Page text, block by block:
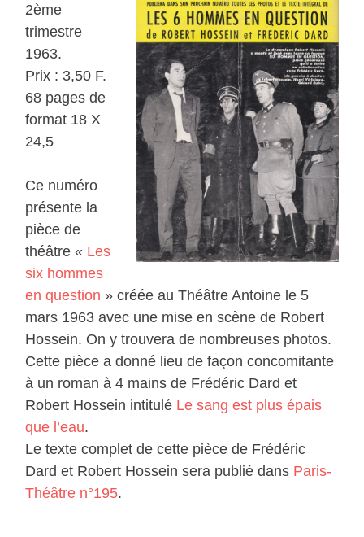
2ème
trimestre
1963.
Prix : 3,50 F.
68 pages de
format 18 X
24,5
Ce numéro
présente la
pièce de
théâtre « Les
six hommes
en question » créée au Théâtre Antoine le 5
mars 1963 avec une mise en scène de Robert
Hossein. On y trouvera de nombreuses photos.
Cette pièce a donné lieu de façon concomitante
à un roman à 4 mains de Frédéric Dard et
Robert Hossein intitulé Le sang est plus épais
que l’eau.
Le texte complet de cette pièce de Frédéric
Dard et Robert Hossein sera publié dans Paris-
Théâtre n°195.